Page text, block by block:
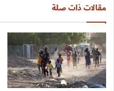
مقالات ذات صلة